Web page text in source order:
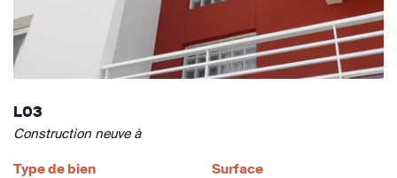
L03
Construction neuve à
Type de bien
Surface